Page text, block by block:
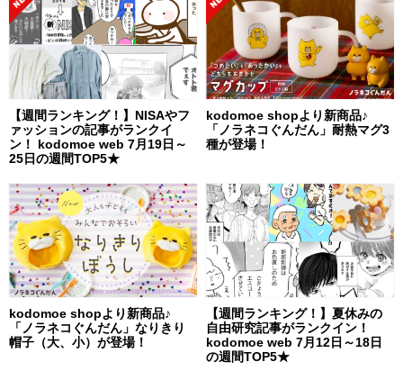
【週間ランキング！】NISAやフ
ァッションの記事がランクイ
ン！ kodomoe web 7月19日～
25日の週間TOP5★
kodomoe shopより新商品♪
「ノラネコぐんだん」耐熱マグ3
種が登場！
kodomoe shopより新商品♪
「ノラネコぐんだん」なりきり
帽子（大、小）が登場！
【週間ランキング！】夏休みの
自由研究記事がランクイン！
kodomoe web 7月12日～18日
の週間TOP5★